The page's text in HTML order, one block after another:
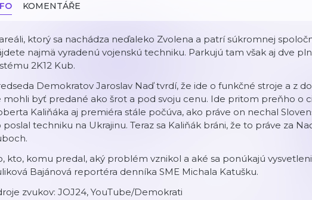
KOMENTÁŘE
ktorý sa nachádza neďaleko Zvolena a patrí súkromnej
najmä vyradenú vojenskú techniku. Parkujú tam však aj dve
2K12 Kub.
Demokratov Jaroslav Naď tvrdí, že ide o funkčné stroje a z
mohli byť predané ako šrot a pod svoju cenu. Ide pritom preňho o
Kaliňáka aj premiéra stále počúva, ako práve on nechal
poslal techniku na Ukrajinu. Teraz sa Kaliňák bráni, že to práve za
kto, komu predal, aký problém vznikol a aké sa ponúkajú
Bajánová reportéra denníka SME Michala Katušku.
zvukov: JOJ24, YouTube/Demokrati